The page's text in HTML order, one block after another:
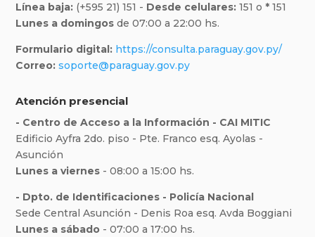
Línea baja: (+595 21) 151 - Desde celulares: 151 o * 151
Lunes a domingos de 07:00 a 22:00 hs.
Formulario digital: https://consulta.paraguay.gov.py/
Correo: soporte@paraguay.gov.py
Atención presencial
- Centro de Acceso a la Información - CAI MITIC
Edificio Ayfra 2do. piso - Pte. Franco esq. Ayolas -
Asunción
Lunes a viernes - 08:00 a 15:00 hs.
- Dpto. de Identificaciones - Policía Nacional
Sede Central Asunción - Denis Roa esq. Avda Boggiani
Lunes a sábado - 07:00 a 17:00 hs.